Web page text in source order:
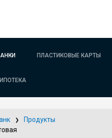
ПЛАСТИКОВЫЕ КАРТЫ
ИПОТЕКА
Продукты